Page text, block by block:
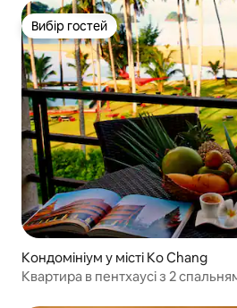
Вибір гостей
Вибір гостей
Кондомініум у місті Ko Chang
Квартира в пентхаусі з 2